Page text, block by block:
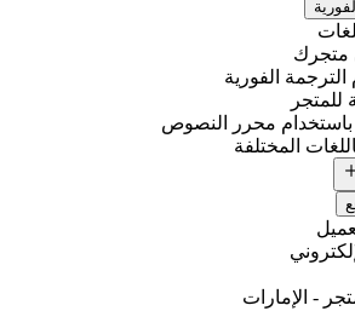
متجرك
الفورية
للمتجر
باستخدام محرر النصوص
المختلفة
- الإمارات